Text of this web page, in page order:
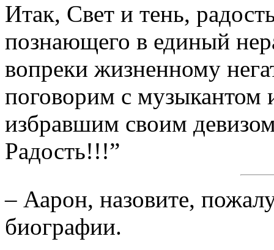
Итак, Свет и тень,
познающего в единый
вопреки жизненному
поговорим с
избравшим своим
Радость!!!”
– Аарон, назовите,
биографии.